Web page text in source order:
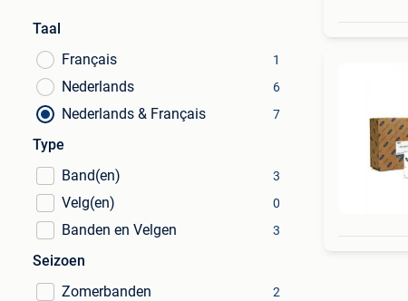
Taal
Français
1
Nederlands 6
Nederlands & Français 7
Type
Band(en)
3
Velg(en) 0
Banden en Velgen 3
Seizoen
Zomerbanden
2